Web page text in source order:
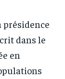
présidence
dans le
en